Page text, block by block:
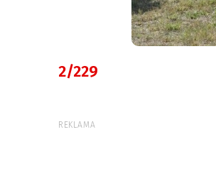
2/229
REKLAMA